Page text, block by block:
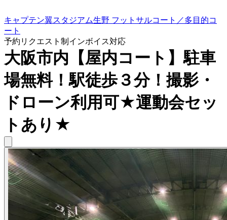
キャプテン翼スタジアム生野 フットサルコート／多目的コ
ート
予約リクエスト制インボイス対応
大阪市内【屋内コート】駐車
場無料！駅徒歩３分！撮影・
ドローン利用可★運動会セッ
トあり★